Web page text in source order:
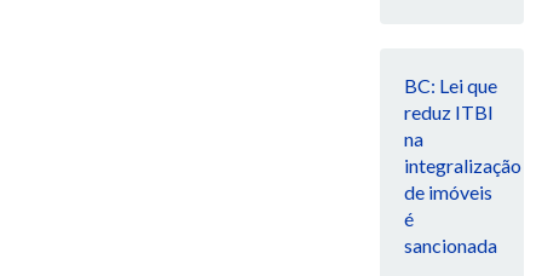
BC: Lei que
reduz ITBI
na
integralização
de imóveis
é
sancionada